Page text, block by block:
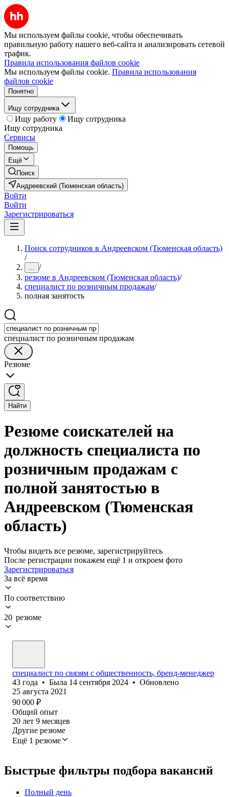
Мы используем файлы cookie, чтобы обеспечивать
правильную работу нашего веб-сайта и анализировать сетевой
трафик.
Правила использования файлов cookie
Мы используем файлы cookie. Правила использования
файлов cookie
Понятно
Ищу сотрудника
Ищу работу
Ищу сотрудника
Ищу сотрудника
Сервисы
Помощь
Ещё
Поиск
Андреевский (Тюменская область)
Войти
Войти
Зарегистрироваться
Поиск сотрудников в Андреевском (Тюменская область)
/
... /
резюме в Андреевском (Тюменская область)/
специалист по розничным продажам/
полная занятость
специалист по розничным продажам
Резюме
Найти
Резюме соискателей на
должность специалиста по
розничным продажам с
полной занятостью в
Андреевском (Тюменская
область)
Чтобы видеть все резюме, зарегистрируйтесь
После регистрации покажем ещё 1 и откроем фото
Зарегистрироваться
За всё время
По соответствию
20 резюме
специалист по связям с общественность, бренд-менеджер
43 года • Была 14 сентября 2024 • Обновлено
25 августа 2021
90 000 ₽
Общий опыт
20 лет 9 месяцев
Другие резюме
Ещё 1 резюме
Быстрые фильтры подбора вакансий
Полный день